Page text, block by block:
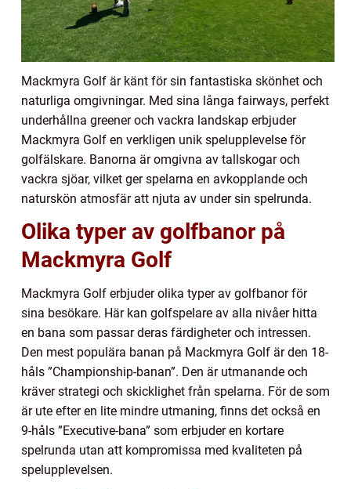
Mackmyra Golf är känt för sin fantastiska skönhet och
naturliga omgivningar. Med sina långa fairways, perfekt
underhållna greener och vackra landskap erbjuder
Mackmyra Golf en verkligen unik spelupplevelse för
golfälskare. Banorna är omgivna av tallskogar och
vackra sjöar, vilket ger spelarna en avkopplande och
naturskön atmosfär att njuta av under sin spelrunda.
Olika typer av golfbanor på
Mackmyra Golf
Mackmyra Golf erbjuder olika typer av golfbanor för
sina besökare. Här kan golfspelare av alla nivåer hitta
en bana som passar deras färdigheter och intressen.
Den mest populära banan på Mackmyra Golf är den 18-
håls ”Championship-banan”. Den är utmanande och
kräver strategi och skicklighet från spelarna. För de som
är ute efter en lite mindre utmaning, finns det också en
9-håls ”Executive-bana” som erbjuder en kortare
spelrunda utan att kompromissa med kvaliteten på
spelupplevelsen.